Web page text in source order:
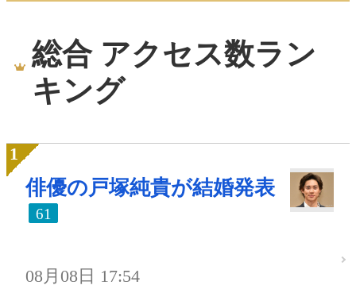
総合 アクセス数ラン
キング
俳優の戸塚純貴が結婚発表
61
08月08日 17:54